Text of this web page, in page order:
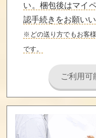
い。梱包後はマイ
認手続きをお願いい
※どの送り方でもお客
です。
ご利用可